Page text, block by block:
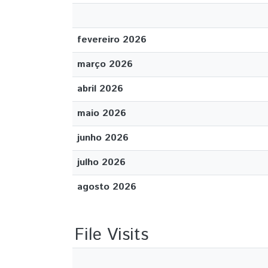
fevereiro 2026
março 2026
abril 2026
maio 2026
junho 2026
julho 2026
agosto 2026
File Visits